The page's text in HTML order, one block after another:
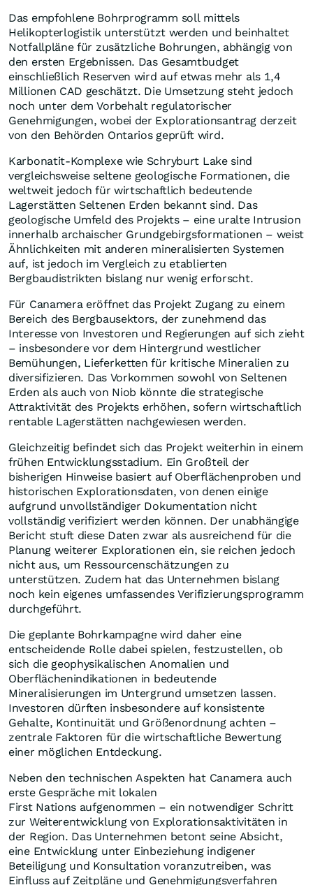
Das empfohlene Bohrprogramm soll mittels
Helikopterlogistik unterstützt werden und beinhaltet
Notfallpläne für zusätzliche Bohrungen, abhängig von
den ersten Ergebnissen. Das Gesamtbudget
einschließlich Reserven wird auf etwas mehr als 1,4
Millionen CAD geschätzt. Die Umsetzung steht jedoch
noch unter dem Vorbehalt regulatorischer
Genehmigungen, wobei der Explorationsantrag derzeit
von den Behörden Ontarios geprüft wird.
Karbonatit-Komplexe wie Schryburt Lake sind
vergleichsweise seltene geologische Formationen, die
weltweit jedoch für wirtschaftlich bedeutende
Lagerstätten Seltenen Erden bekannt sind. Das
geologische Umfeld des Projekts – eine uralte Intrusion
innerhalb archaischer Grundgebirgsformationen – weist
Ähnlichkeiten mit anderen mineralisierten Systemen
auf, ist jedoch im Vergleich zu etablierten
Bergbaudistrikten bislang nur wenig erforscht.
Für Canamera eröffnet das Projekt Zugang zu einem
Bereich des Bergbausektors, der zunehmend das
Interesse von Investoren und Regierungen auf sich zieht
– insbesondere vor dem Hintergrund westlicher
Bemühungen, Lieferketten für kritische Mineralien zu
diversifizieren. Das Vorkommen sowohl von Seltenen
Erden als auch von Niob könnte die strategische
Attraktivität des Projekts erhöhen, sofern wirtschaftlich
rentable Lagerstätten nachgewiesen werden.
Gleichzeitig befindet sich das Projekt weiterhin in einem
frühen Entwicklungsstadium. Ein Großteil der
bisherigen Hinweise basiert auf Oberflächenproben und
historischen Explorationsdaten, von denen einige
aufgrund unvollständiger Dokumentation nicht
vollständig verifiziert werden können. Der unabhängige
Bericht stuft diese Daten zwar als ausreichend für die
Planung weiterer Explorationen ein, sie reichen jedoch
nicht aus, um Ressourcenschätzungen zu
unterstützen. Zudem hat das Unternehmen bislang
noch kein eigenes umfassendes Verifizierungsprogramm
durchgeführt.
Die geplante Bohrkampagne wird daher eine
entscheidende Rolle dabei spielen, festzustellen, ob
sich die geophysikalischen Anomalien und
Oberflächenindikationen in bedeutende
Mineralisierungen im Untergrund umsetzen lassen.
Investoren dürften insbesondere auf konsistente
Gehalte, Kontinuität und Größenordnung achten –
zentrale Faktoren für die wirtschaftliche Bewertung
einer möglichen Entdeckung.
Neben den technischen Aspekten hat Canamera auch
erste Gespräche mit lokalen
First Nations aufgenommen – ein notwendiger Schritt
zur Weiterentwicklung von Explorationsaktivitäten in
der Region. Das Unternehmen betont seine Absicht,
eine Entwicklung unter Einbeziehung indigener
Beteiligung und Konsultation voranzutreiben, was
Einfluss auf Zeitpläne und Genehmigungsverfahren